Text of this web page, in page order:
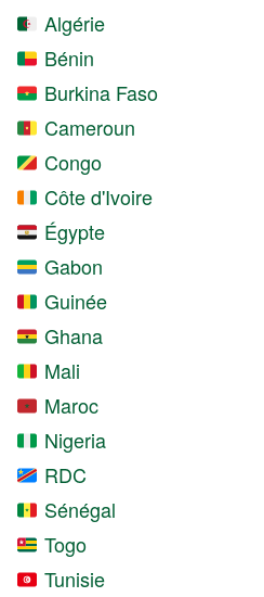
Algérie
Bénin
Burkina Faso
Cameroun
Congo
Côte d'Ivoire
Égypte
Gabon
Guinée
Ghana
Mali
Maroc
Nigeria
RDC
Sénégal
Togo
Tunisie